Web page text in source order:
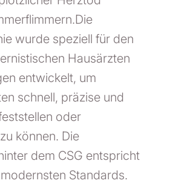
Die
wurde speziell für den
Hausärzten
entwickelt, um
schnell, präzise und
oder
können. Die
dem CSG entspricht
Standards.